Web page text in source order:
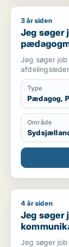
Jeg søger
3 år siden
Jeg søger
Jeg søger
afdelingsleder
Type
Pædagog,
Område
Jeg søger
4 år siden
Jeg søger
/
Jeg søger